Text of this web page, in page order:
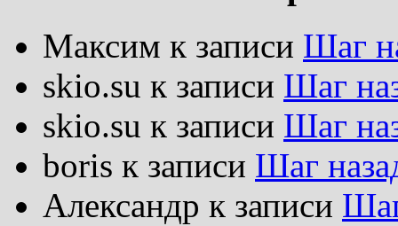
Максим к записи Шаг
skio.su к записи Шаг
skio.su к записи Шаг
boris к записи Шаг
Александр к записи